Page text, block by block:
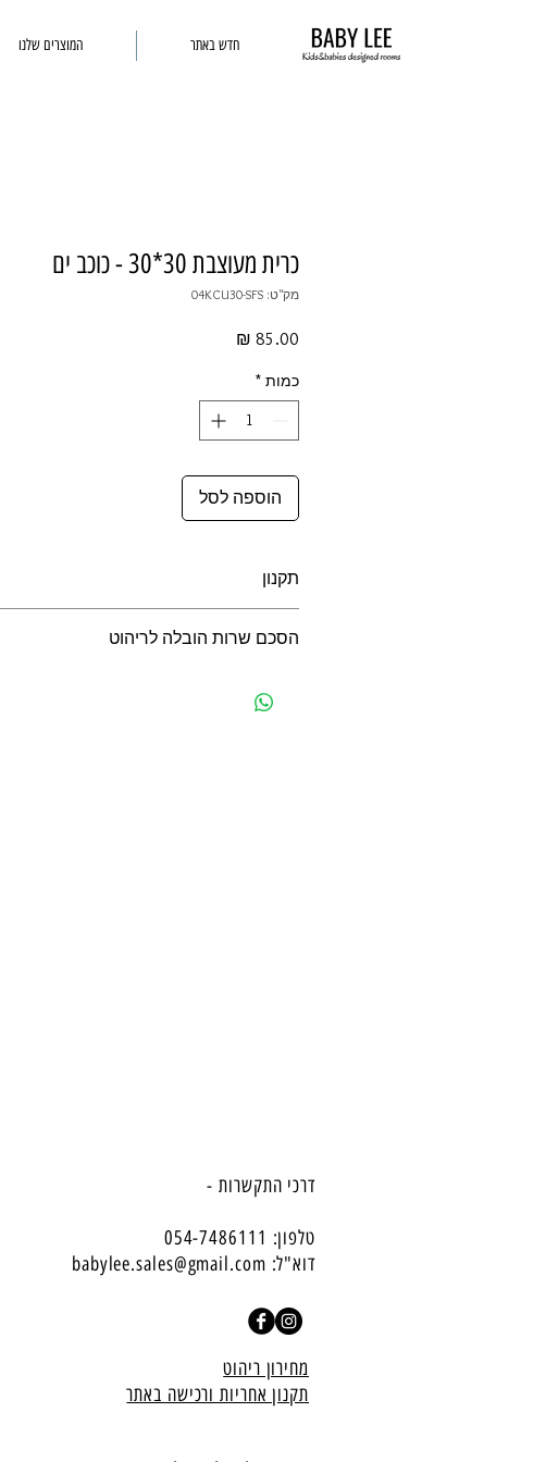
חדש באתר המוצרים שלנו
כרית מעוצבת 30*30 - כוכב ים
מק"ט: 04KCU30-SFS
כמות *
הוספה לסל
תקנון
הסכם שרות הובלה לריהוט
דרכי התקשרות -
טלפון: 054-7486111
דוא"ל: babylee.sales@gmail.com
מחירון ריהוט
תקנון אחריות ורכישה באתר